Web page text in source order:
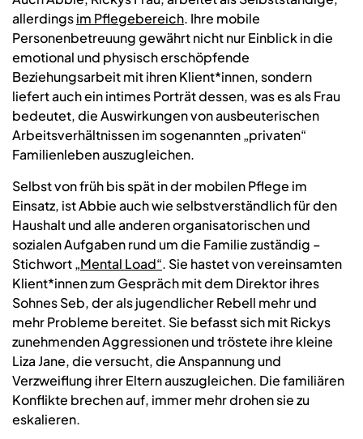
allerdingsim Pflegebereich. Ihre mobile
Personenbetreuung gewährt nicht nur Einblick in die
emotional und physisch erschöpfende
Beziehungsarbeit mit ihren Klient*innen, sondern
liefert auch ein intimes Porträt dessen, was es als Frau
bedeutet, die Auswirkungen von ausbeuterischen
Arbeitsverhältnissen im sogenannten „privaten“
Familienleben auszugleichen.
Selbst von früh bis spät in der mobilen Pflege im
Einsatz, ist Abbie auch wie selbstverständlich für den
Haushalt und alle anderen organisatorischen und
sozialen Aufgaben rund um die Familie zuständig –
Stichwort„Mental Load“. Sie hastet von vereinsamten
Klient*innen zum Gespräch mit dem Direktor ihres
Sohnes Seb, der als jugendlicher Rebell mehr und
mehr Probleme bereitet. Sie befasst sich mit Rickys
zunehmenden Aggressionen und tröstete ihre kleine
Liza Jane, die versucht, die Anspannung und
Verzweiflung ihrer Eltern auszugleichen. Die familiären
Konflikte brechen auf, immer mehr drohen sie zu
eskalieren.